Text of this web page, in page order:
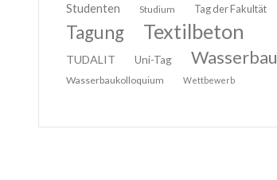
Studenten Studium Tag der Fakultät
Tagung Textilbeton
TUDALIT Uni-Tag Wasserbau
Wasserbaukolloquium Wettbewerb